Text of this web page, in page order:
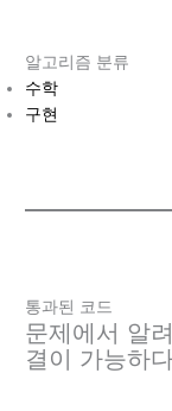
알고리즘 분류
수학
구현
통과된 코드
문제에서 알
결이 가능하